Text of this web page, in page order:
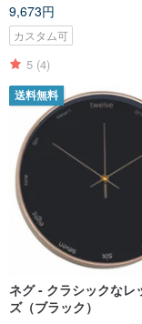
9,673円
カスタム可
5 (4)
送料無料
ネグ - クラシックなレ
ズ（ブラック）